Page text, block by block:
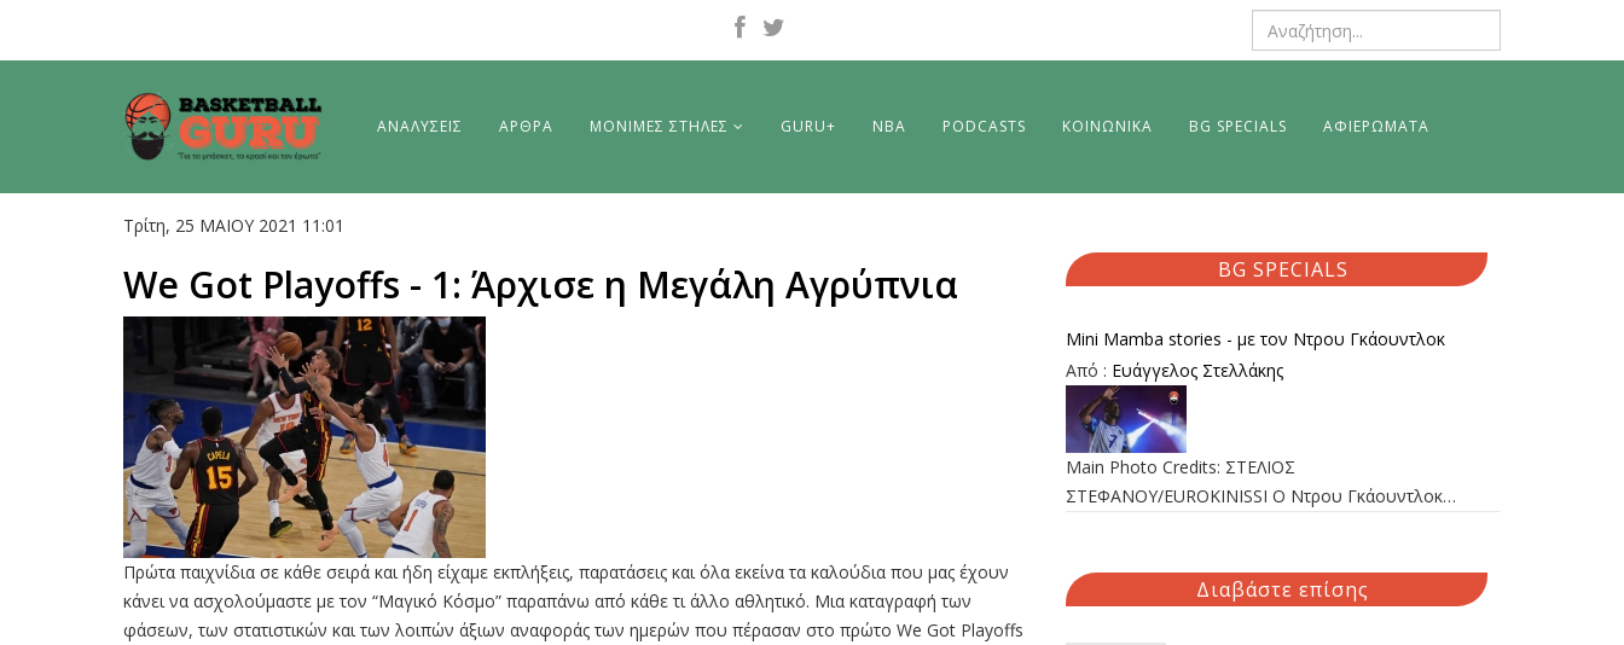
ΑΝΑΛΥΣΕΙΣ ΑΡΘΡΑ ΜΟΝΙΜΕΣ ΣΤΗΛΕΣ GURU+ NBA PODCASTS ΚΟΙΝΩΝΙΚΑ BG SPECIALS ΑΦΙΕΡΩΜΑΤΑ
Τρίτη, 25 ΜΑΙΟΥ 2021 11:01
We Got Playoffs - 1: Άρχισε η Μεγάλη Αγρύπνια
Πρώτα παιχνίδια σε κάθε σειρά και ήδη είχαμε εκπλήξεις, παρατάσεις και όλα εκείνα τα καλούδια που μας έχουν
κάνει να ασχολούμαστε με τον “Μαγικό Κόσμο” παραπάνω από κάθε τι άλλο αθλητικό. Μια καταγραφή των
φάσεων, των στατιστικών και των λοιπών άξιων αναφοράς των ημερών που πέρασαν στο πρώτο We Got Playoffs
BG SPECIALS
Mini Mamba stories - με τον Ντρου Γκάουντλοκ
Από : Ευάγγελος Στελλάκης
Main Photo Credits: ΣΤΕΛΙΟΣ
ΣΤΕΦΑΝΟΥ/EUROKINISSI Ο Ντρου Γκάουντλοκ…
Διαβάστε επίσης